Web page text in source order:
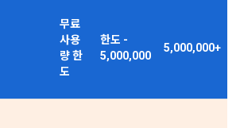
무료
사용
량 한
도
한도 -
5,000,000
5,000,000+